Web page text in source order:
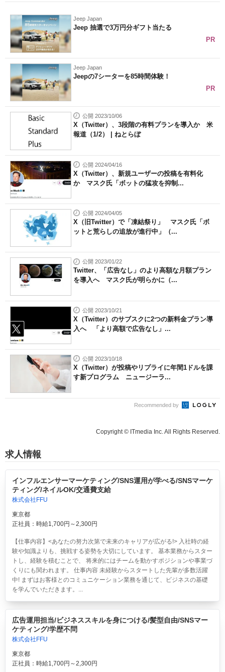
Jeep Japan
Jeep 抽選で3万円分ギフト当たる
PR
Jeep Japan
Jeepの7シーターを85時間体験！
PR
公開 2023/10/06
X（Twitter）、3段階の有料プランを導入か 米
報道（1/2） | ねとらぼ
公開 2024/04/16
X（Twitter）、新規ユーザーの投稿を有料化
か マスク氏「ボットの猛攻を抑制...
公開 2024/04/05
X（旧Twitter）で「凍結祭り」 マスク氏「ボ
ットと荒らしの追放が進行中」（...
公開 2023/01/22
Twitter、「広告なし」のより高額な月額プラン
を導入へ マスク氏が明らかに（...
公開 2023/10/21
X（Twitter）のサブスクに2つの新料金プラン導
入へ 「より高額で広告なし」...
公開 2023/10/18
X（Twitter）が投稿やリプライに年間1ドルを課
す新プログラム ニュージーラ...
Recommended by
Copyright © ITmedia Inc. All Rights Reserved.
求人情報
インフルエンサーマーケティング/SNS運用が学べる/SNSマーケ
ティング/ネイルOK/交通費支給
株式会社FFU
東京都
正社員：時給1,700円～2,300円
【仕事内容】<あなたの努力次第で未来のキャリアが広がる!> 入社時の経
験や知識よりも、挑戦する姿勢を大切にしています。 基本業務からスター
トし、経験を積むことで、 将来的にはチームを動かすポジションや事業づ
くりにも関われます。 仕事内容 未経験からスタートした先輩が多数活躍
中! まずはお客様とのコミュニケーション業務を通じて、ビジネスの基礎
を学んでいただきます。...
広告運用担当/ビジネススキルを身につける/髪型自由/SNSマー
ケティング/学歴不問
株式会社FFU
東京都
正社員：時給1,700円～2,300円